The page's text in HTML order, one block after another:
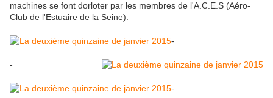
machines se font dorloter par les membres de l'A.C.E.S (Aéro-
Club de l'Estuaire de la Seine).
-
-
-